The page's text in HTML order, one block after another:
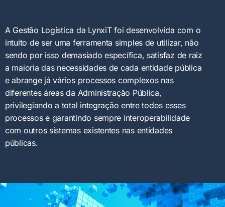
A Gestão Logística da LynxiT foi desenvolvida com o
intuito de ser uma ferramenta simples de utilizar, não
sendo por isso demasiado específica, satisfaz de raiz
a maioria das necessidades de cada entidade pública
e abrange já vários processos complexos nas
diferentes áreas da Administração Pública,
privilegiando a total integração entre todos esses
processos e garantindo sempre interoperabilidade
com outros sistemas existentes nas entidades
públicas.